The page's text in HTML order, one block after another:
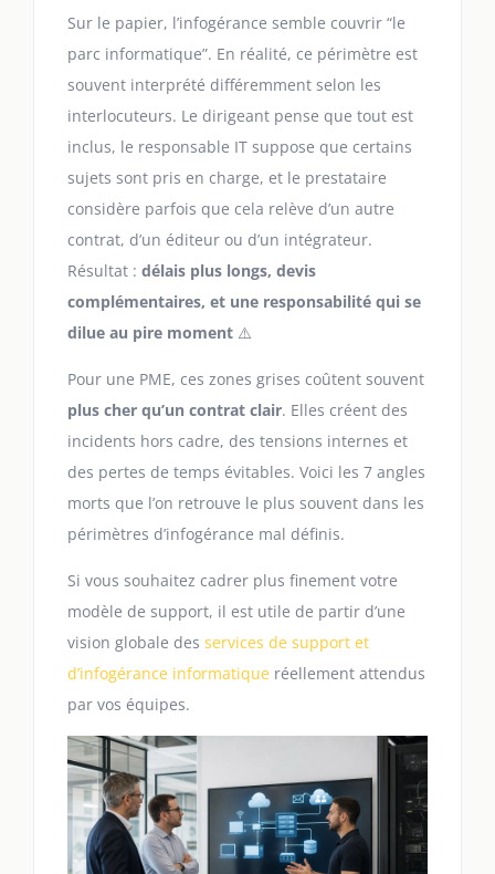
Sur le papier, l’infogérance semble couvrir “le
parc informatique”. En réalité, ce périmètre est
souvent interprété différemment selon les
interlocuteurs. Le dirigeant pense que tout est
inclus, le responsable IT suppose que certains
sujets sont pris en charge, et le prestataire
considère parfois que cela relève d’un autre
contrat, d’un éditeur ou d’un intégrateur.
Résultat : délais plus longs, devis
complémentaires, et une responsabilité qui se
dilue au pire moment ⚠️
Pour une PME, ces zones grises coûtent souvent
plus cher qu’un contrat clair. Elles créent des
incidents hors cadre, des tensions internes et
des pertes de temps évitables. Voici les 7 angles
morts que l’on retrouve le plus souvent dans les
périmètres d’infogérance mal définis.
Si vous souhaitez cadrer plus finement votre
modèle de support, il est utile de partir d’une
vision globale des services de support et
d’infogérance informatique réellement attendus
par vos équipes.